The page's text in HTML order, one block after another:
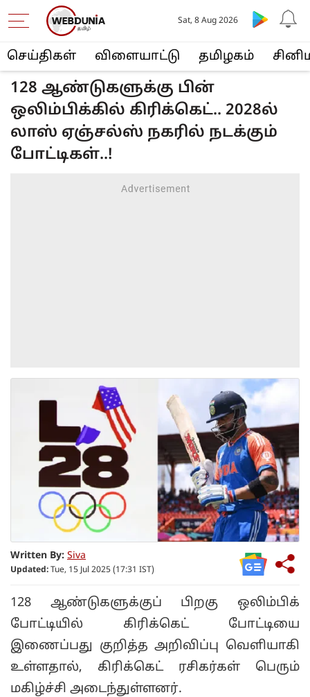
செய்திகள் விளையா‌ட்டு த‌மிழக‌ம்
Sat, 8 Aug 2026
128 ஆண்டுகளுக்கு பின்
ஒலிம்பிக்கில் கிரிக்கெட்.. 2028ல்
லாஸ் ஏஞ்சல்ஸ் நகரில் நடக்கும்
போட்டிகள்..!
Written By: Siva
Updated: Tue, 15 Jul 2025 (17:31 IST)
128 ஆண்டுகளுக்குப் பிறகு ஒலிம்பிக்
போட்டியில் கிரிக்கெட் போட்டியை
இணைப்பது குறித்த அறிவிப்பு வெளியாகி
உள்ளதால், கிரிக்கெட் ரசிகர்கள் பெரும்
மகிழ்ச்சி அடைந்துள்ளனர்.